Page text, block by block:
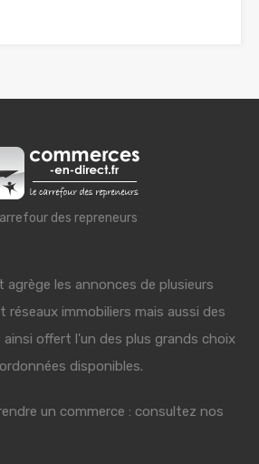
des repreneurs
agrège les annonces de plusieurs
réseaux immobiliers mais aussi des
ainsi offert l'un des plus grands choix
disponibles.
un commerce : consultez nos